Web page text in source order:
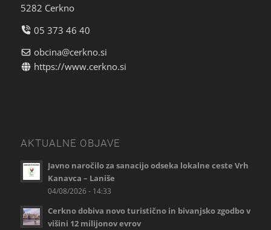
5282 Cerkno
05 373 46 40
obcina@cerkno.si
https://www.cerkno.si
AKTUALNE OBJAVE
Javno naročilo za sanacijo odseka lokalne ceste Vrh
Kanavca – Laniše
04/08/2026 - 14:33
Cerkno dobiva novo turistično in bivanjsko zgodbo v
višini 12 milijonov evrov